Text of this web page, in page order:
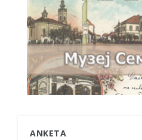
ANKETA